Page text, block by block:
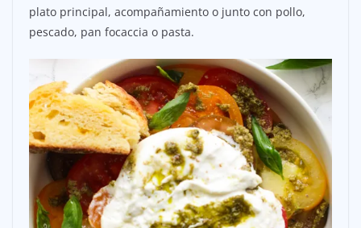
plato principal, acompañamiento o junto con pollo,
pescado, pan focaccia o pasta.